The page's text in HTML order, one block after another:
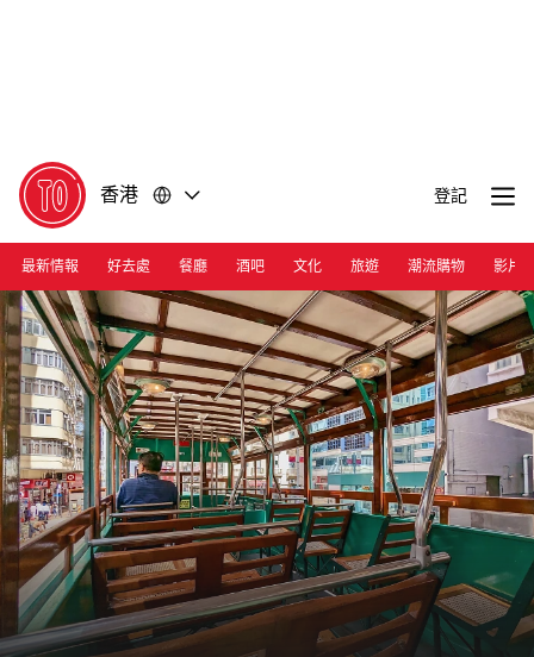
香港 登記
最新情報 好去處 餐廳 酒吧 文化 旅遊 潮流購物 影片